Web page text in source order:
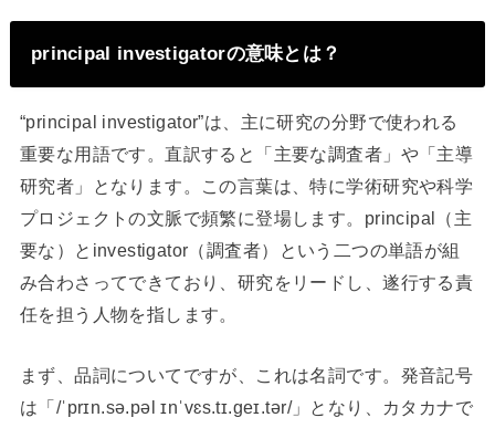
principal investigatorの意味とは？
“principal investigator”は、主に研究の分野で使われる
重要な用語です。直訳すると「主要な調査者」や「主導
研究者」となります。この言葉は、特に学術研究や科学
プロジェクトの文脈で頻繁に登場します。principal（主
要な）とinvestigator（調査者）という二つの単語が組
み合わさってできており、研究をリードし、遂行する責
任を担う人物を指します。
まず、品詞についてですが、これは名詞です。発音記号
は「/ˈprɪn.sə.pəl ɪnˈvɛs.tɪ.ɡeɪ.tər/」となり、カタカナで